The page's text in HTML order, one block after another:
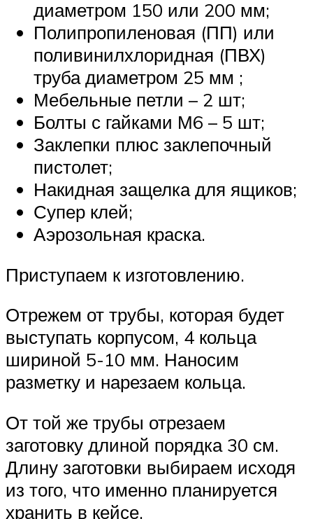
диаметром 150 или 200 мм;
Полипропиленовая (ПП) или
поливинилхлоридная (ПВХ)
труба диаметром 25 мм ;
Мебельные петли – 2 шт;
Болты с гайками М6 – 5 шт;
Заклепки плюс заклепочный
пистолет;
Накидная защелка для ящиков;
Супер клей;
Аэрозольная краска.
Приступаем к изготовлению.
Отрежем от трубы, которая будет
выступать корпусом, 4 кольца
шириной 5-10 мм. Наносим
разметку и нарезаем кольца.
От той же трубы отрезаем
заготовку длиной порядка 30 см.
Длину заготовки выбираем исходя
из того, что именно планируется
хранить в кейсе.